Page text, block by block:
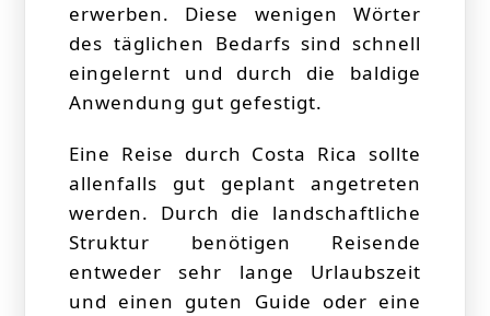
erwerben. Diese wenigen Wörter
des täglichen Bedarfs sind schnell
eingelernt und durch die baldige
Anwendung gut gefestigt.
Eine Reise durch Costa Rica sollte
allenfalls gut geplant angetreten
werden. Durch die landschaftliche
Struktur benötigen Reisende
entweder sehr lange Urlaubszeit
und einen guten Guide oder eine